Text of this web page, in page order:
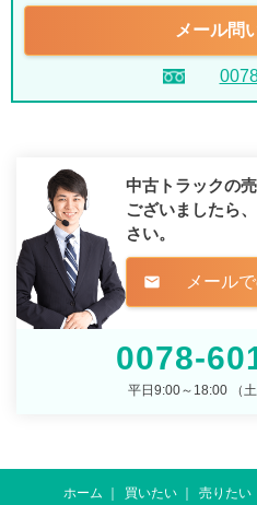
メール問
中古トラックの
ございましたら、
さい。
mail メール
0078-
平日9:00～18:00 （土
ホーム 買いたい 売りたい